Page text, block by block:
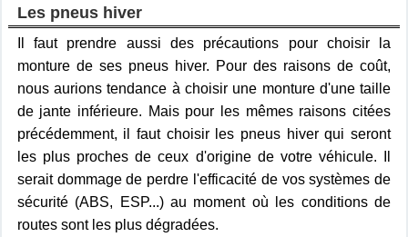
Les pneus hiver
Il faut prendre aussi des précautions pour choisir la
monture de ses pneus hiver. Pour des raisons de coût,
nous aurions tendance à choisir une monture d'une taille
de jante inférieure. Mais pour les mêmes raisons citées
précédemment, il faut choisir les pneus hiver qui seront
les plus proches de ceux d'origine de votre véhicule. Il
serait dommage de perdre l'efficacité de vos systèmes de
sécurité (ABS, ESP...) au moment où les conditions de
routes sont les plus dégradées.